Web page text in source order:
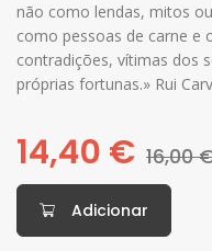
não como lendas, mitos
como pessoas de carne e
contradições, vítimas dos
próprias fortunas.» Rui
14,40 € 16,00
Adicionar